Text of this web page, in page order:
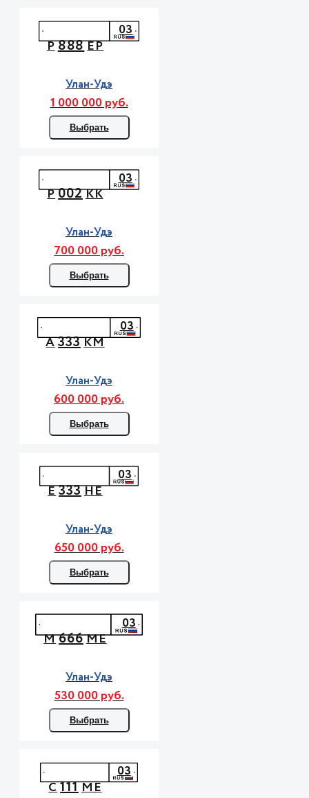
Р888ЕР
03
Улан-Удэ
1 000 000 руб.
Выбрать
Р002КК
03
Улан-Удэ
700 000 руб.
Выбрать
А333КМ
03
Улан-Удэ
600 000 руб.
Выбрать
Е333НЕ
03
Улан-Удэ
650 000 руб.
Выбрать
М666МЕ
03
Улан-Удэ
530 000 руб.
Выбрать
С111МЕ
03